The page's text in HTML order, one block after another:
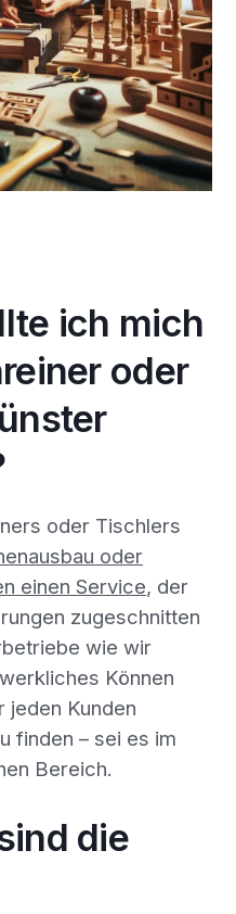
ich mich
oder
oder Tischlers
oder
einen Service, der
zugeschnitten
wie wir
Können
jeden Kunden
finden – sei es im
Bereich.
die